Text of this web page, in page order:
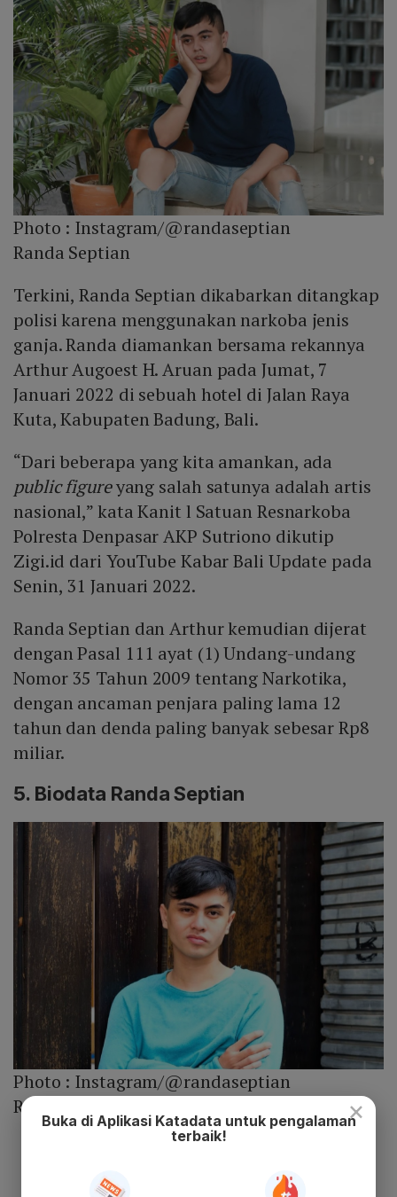
Photo : Instagram/@randaseptian
Randa Septian
Terkini, Randa Septian dikabarkan ditangkap
polisi karena menggunakan narkoba jenis
ganja. Randa diamankan bersama rekannya
Arthur Augoest H. Aruan pada Jumat, 7
Januari 2022 di sebuah hotel di Jalan Raya
Kuta, Kabupaten Badung, Bali.
“Dari beberapa yang kita amankan, ada
public figureyang salah satunya adalah artis
nasional,” kata Kanit l Satuan Resnarkoba
Polresta Denpasar AKP Sutriono dikutip
Zigi.id dari YouTube Kabar Bali Update pada
Senin, 31 Januari 2022.
Randa Septian dan Arthur kemudian dijerat
dengan Pasal 111 ayat (1) Undang-undang
Nomor 35 Tahun 2009 tentang Narkotika,
dengan ancaman penjara paling lama 12
tahun dan denda paling banyak sebesar Rp8
miliar.
5. Biodata Randa Septian
Photo : Instagram/@randaseptian
Randa Septian
Nama Lengkap: Muhammad Randa
Septian
×
Buka di Aplikasi Katadata untuk pengalaman
terbaik!